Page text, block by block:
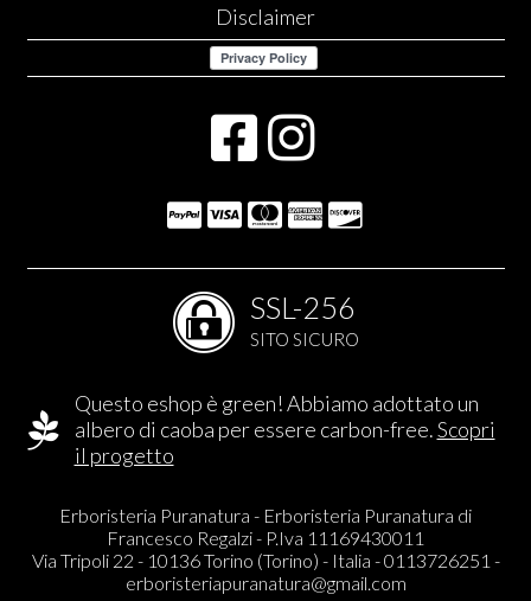
Disclaimer
SSL-256
SITO SICURO
Questo eshop è green! Abbiamo adottato un
albero di caoba per essere carbon-free.Scopri
il progetto
Erboristeria Puranatura - Erboristeria Puranatura di
Francesco Regalzi - P.Iva 11169430011
Via Tripoli 22 - 10136 Torino (Torino) - Italia - 0113726251 -
erboristeriapuranatura@gmail.com